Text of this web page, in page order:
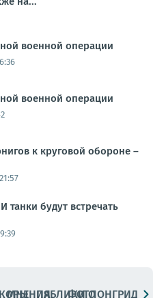
военной операции
военной операции
к круговой обороне –
танки будут встречать
МНЕНИЯПАБЛИКИ
ФОТОЛОНГРИДЫ